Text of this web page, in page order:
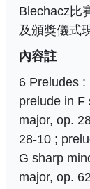
Blechacz比
及頒獎儀式
內容註
6 Preludes :
prelude in F
major, op.
28-10 ;
G sharp
major, op.